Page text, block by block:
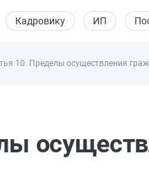
Кадровику ИП
10. Пределы осуществления